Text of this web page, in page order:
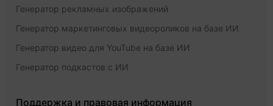
Генератор рекламных изображений
Генератор маркетинговых видеороликов на базе ИИ
Генератор видео для YouTube на базе ИИ
Генератор подкастов с ИИ
Поддержка и правовая информация